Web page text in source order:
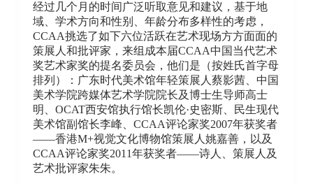
经过几个月的时间广泛听取意见和建议，基于地
域、学术方向和性别、年龄分布多样性的考虑，
CCAA挑选了如下六位活跃在艺术现场方方面面的
策展人和批评家，来组成本届CCAA中国当代艺术
奖艺术家奖的提名委员会，他们是（按姓氏首字母
排列）：广东时代美术馆年轻策展人蔡影茜、中国
美术学院跨媒体艺术学院院长及博士生导师高士
明、OCAT西安馆执行馆长凯伦·史密斯、民生现代
美术馆副馆长李峰、CCAA评论家奖2007年获奖者
——香港M+视觉文化博物馆策展人姚嘉善，以及
CCAA评论家奖2011年获奖者——诗人、策展人及
艺术批评家朱朱。